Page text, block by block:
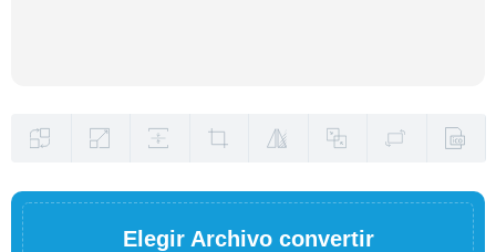
Elegir Archivo convertir